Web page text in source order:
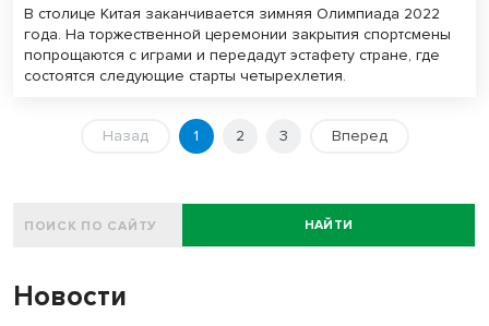
В столице Китая заканчивается зимняя Олимпиада 2022
года. На торжественной церемонии закрытия спортсмены
попрощаются с играми и передадут эстафету стране, где
состоятся следующие старты четырехлетия.
Назад 1 2 3 Вперед
НАЙТИ
Новости